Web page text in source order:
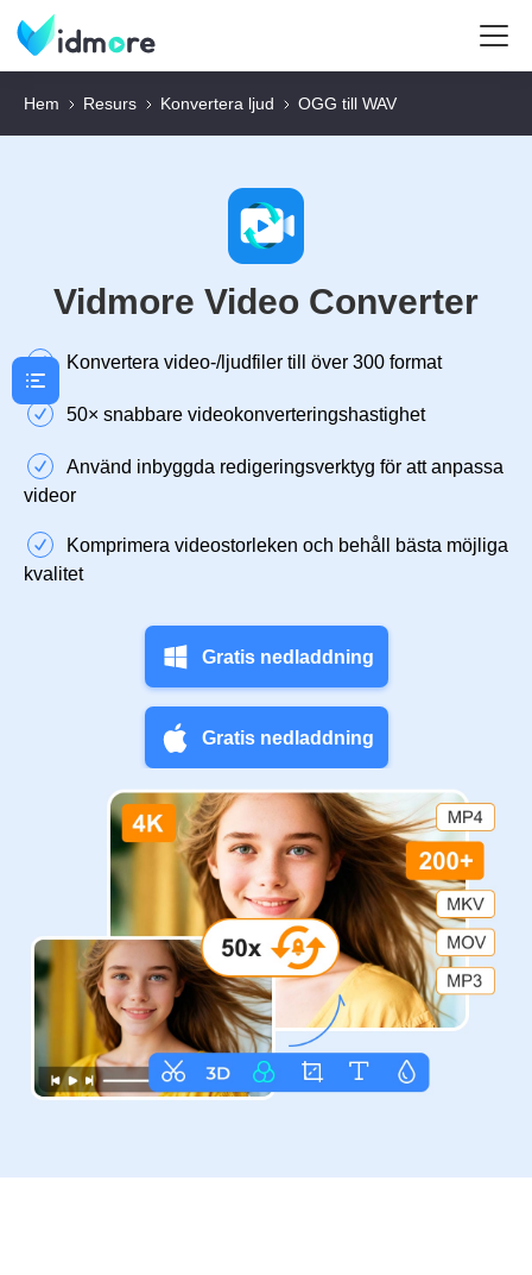
Hem Resurs Konvertera ljud OGG till WAV
Vidmore Video Converter
Konvertera video-/ljudfiler till över 300 format
50× snabbare videokonverteringshastighet
Använd inbyggda redigeringsverktyg för att anpassa
videor
Komprimera videostorleken och behåll bästa möjliga
kvalitet
Gratis nedladdning
Gratis nedladdning